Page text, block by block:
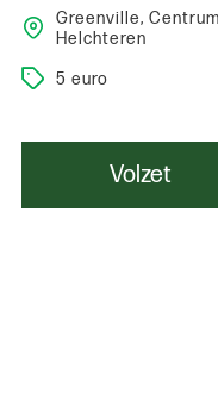
Greenville,
Helchteren
5 euro
Volzet